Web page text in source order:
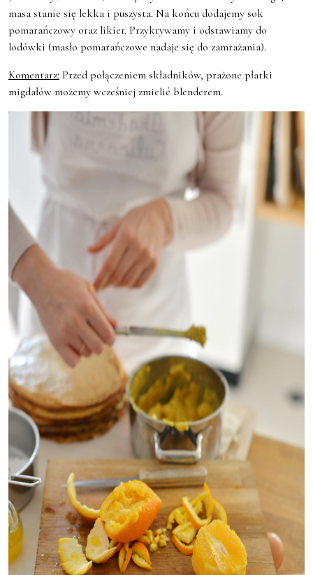
masa stanie się lekka i puszysta. Na końcu dodajemy sok
pomarańczowy oraz likier. Przykrywamy i odstawiamy do
lodówki (masło pomarańczowe nadaje się do zamrażania).
Komentarz: Przed połączeniem składników, prażone płatki
migdałów możemy wcześniej zmielić blenderem.